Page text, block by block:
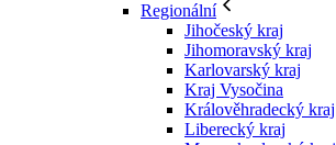
Regionální
Jihočeský kraj
Jihomoravský kraj
Karlovarský kraj
Kraj Vysočina
Králověhradecký kraj
Liberecký kraj